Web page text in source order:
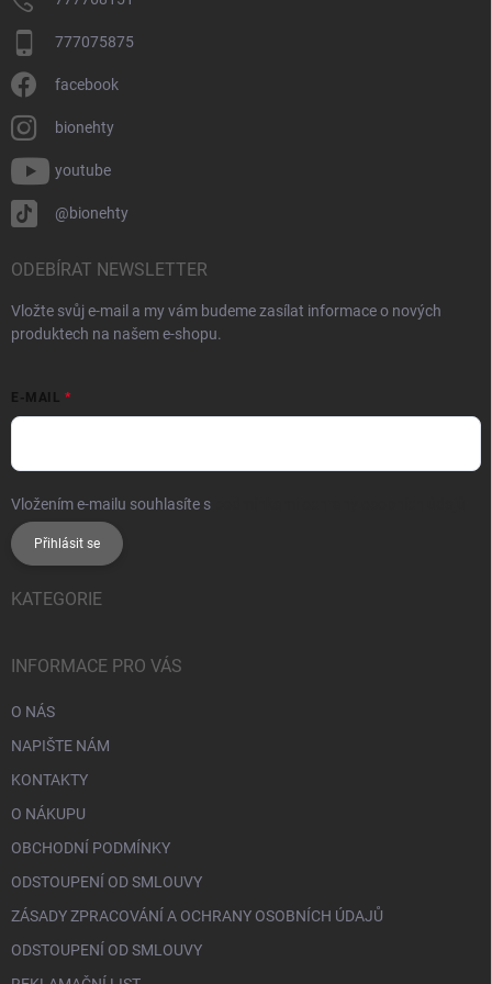
777075875
facebook
bionehty
youtube
@bionehty
ODEBÍRAT NEWSLETTER
Vložte svůj e-mail a my vám budeme zasílat informace o nových
produktech na našem e-shopu.
E-MAIL
Vložením e-mailu souhlasíte s
Přihlásit se
KATEGORIE
INFORMACE PRO VÁS
O NÁS
NAPIŠTE NÁM
KONTAKTY
O NÁKUPU
OBCHODNÍ PODMÍNKY
ODSTOUPENÍ OD SMLOUVY
ZÁSADY ZPRACOVÁNÍ A OCHRANY OSOBNÍCH ÚDAJŮ
ODSTOUPENÍ OD SMLOUVY